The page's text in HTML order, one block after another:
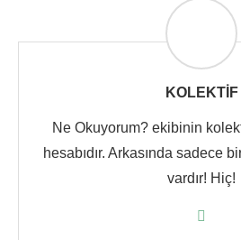
KOLEKTIF
Ne Okuyorum? ekibinin
hesabıdır. Arkasında sadece
vardır! Hiç!